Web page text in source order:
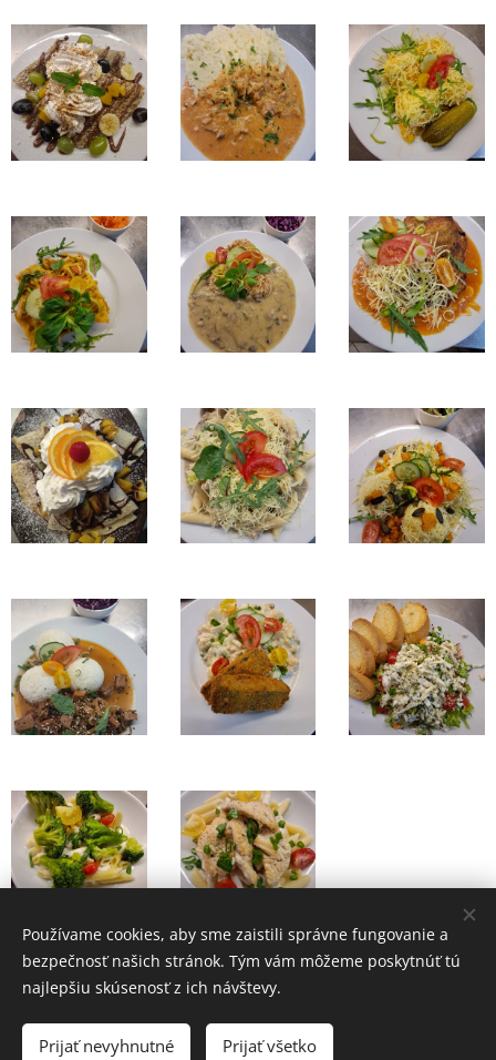
ŠikyPub © 2026 Otváracie Hodiny Pon-Pia 11:00-14:00/18:00-21:00
Používame cookies, aby sme zaistili správne fungovanie a
bezpečnosť našich stránok. Tým vám môžeme poskytnúť tú
najlepšiu skúsenosť z ich návštevy.
Prijať nevyhnutné Prijať všetko